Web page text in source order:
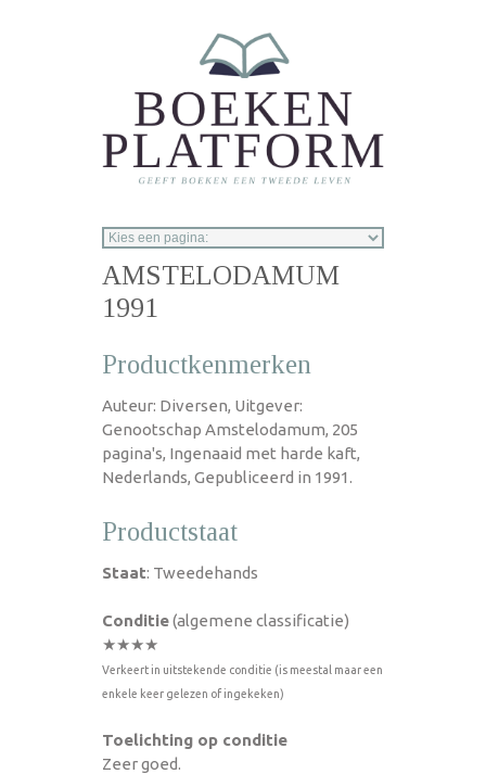
AMSTELODAMUM
1991
Productkenmerken
Auteur: Diversen, Uitgever:
Genootschap Amstelodamum, 205
pagina's, Ingenaaid met harde kaft,
Nederlands, Gepubliceerd in 1991.
Productstaat
Staat: Tweedehands
Conditie(algemene classificatie)
★★★★
Verkeert in uitstekende conditie (is meestal maar een
enkele keer gelezen of ingekeken)
Toelichting op conditie
Zeer goed.